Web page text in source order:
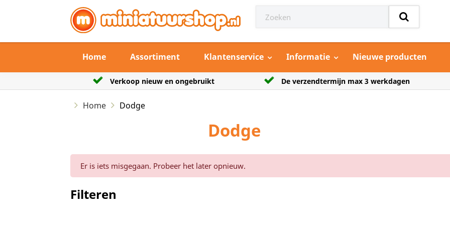
Home Assortiment Klantenservice Informatie Nieuwe producten
De verzendtermijn max 3 werkdagen Grootste aanbod model auto’s
Home Dodge
Dodge
Er is iets misgegaan. Probeer het later opnieuw.
Filteren